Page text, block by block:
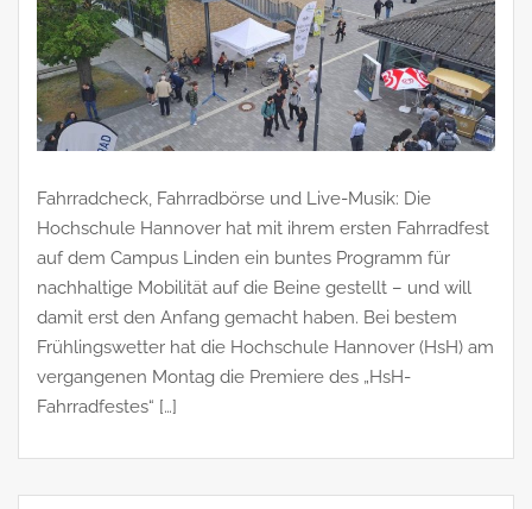
Fahrradcheck, Fahrradbörse und Live-Musik: Die
Hochschule Hannover hat mit ihrem ersten Fahrradfest
auf dem Campus Linden ein buntes Programm für
nachhaltige Mobilität auf die Beine gestellt – und will
damit erst den Anfang gemacht haben. Bei bestem
Frühlingswetter hat die Hochschule Hannover (HsH) am
vergangenen Montag die Premiere des „HsH-
Fahrradfestes“ […]